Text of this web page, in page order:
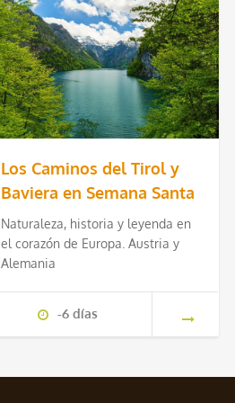
Los Caminos del Tirol y
Baviera en Semana Santa
Naturaleza, historia y leyenda en
el corazón de Europa. Austria y
Alemania
-6 días